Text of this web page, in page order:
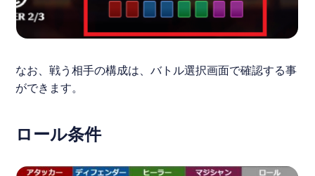
なお、戦う相手の構成は、バトル選択画面で確認する事
ができます。
ロール条件